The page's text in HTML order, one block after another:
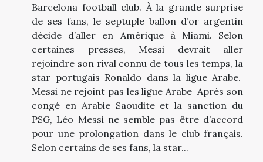
Barcelona football club. À la grande surprise
de ses fans, le septuple ballon d’or argentin
décide d’aller en Amérique à Miami. Selon
certaines presses, Messi devrait aller
rejoindre son rival connu de tous les temps, la
star portugais Ronaldo dans la ligue Arabe.
Messi ne rejoint pas les ligue Arabe Après son
congé en Arabie Saoudite et la sanction du
PSG, Léo Messi ne semble pas être d’accord
pour une prolongation dans le club français.
Selon certains de ses fans, la star...